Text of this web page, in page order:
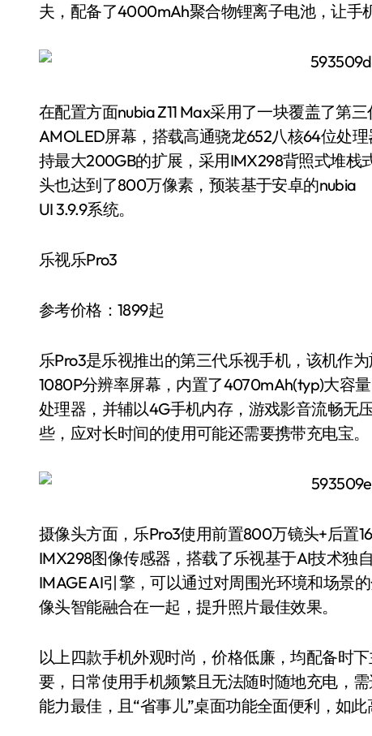
夫，配备了4000mAh聚合物锂离子电池，让手
在配置方面nubia Z11 Max采用了一块覆盖了第
AMOLED屏幕，搭载高通骁龙652八核64位处
持最大200GB的扩展，采用IMX298背照式堆
头也达到了800万像素，预装基于安卓的nubia
UI 3.9.9系统。
乐视乐Pro3
参考价格：1899起
乐Pro3是乐视推出的第三代乐视手机，该机作
1080P分辨率屏幕，内置了4070mAh(typ)大容
处理器，并辅以4G手机内存，游戏影音流畅无
些，应对长时间的使用可能还需要携带充电宝。
摄像头方面，乐Pro3使用前置800万镜头+后置
IMX298图像传感器，搭载了乐视基于AI技术独
IMAGE AI引擎，可以通过对周围光环境和场景
像头智能融合在一起，提升照片最佳效果。
以上四款手机外观时尚，价格低廉，均配备时
要，日常使用手机频繁且无法随时随地充电，
能力最佳，且“省事儿”桌面功能全面便利，如